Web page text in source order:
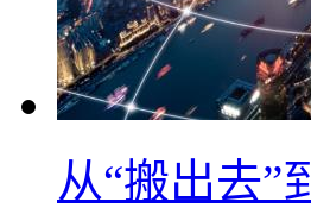
从“搬出去”